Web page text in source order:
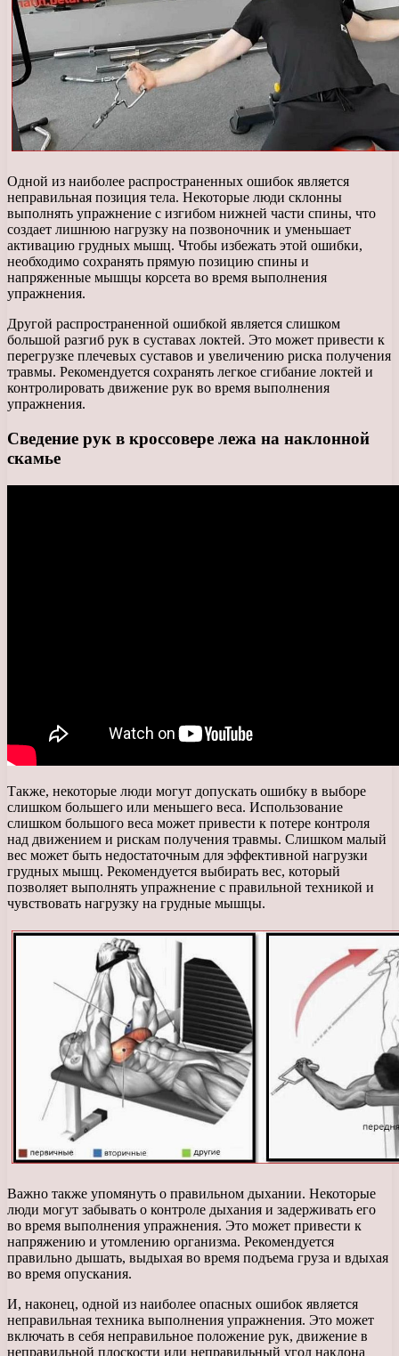
Одной из наиболее распространенных ошибок является
неправильная позиция тела. Некоторые люди склонны
выполнять упражнение с изгибом нижней части спины, что
создает лишнюю нагрузку на позвоночник и уменьшает
активацию грудных мышц. Чтобы избежать этой ошибки,
необходимо сохранять прямую позицию спины и
напряженные мышцы корсета во время выполнения
упражнения.
Другой распространенной ошибкой является слишком
большой разгиб рук в суставах локтей. Это может привести к
перегрузке плечевых суставов и увеличению риска получения
травмы. Рекомендуется сохранять легкое сгибание локтей и
контролировать движение рук во время выполнения
упражнения.
Сведение рук в кроссовере лежа на наклонной
скамье
Также, некоторые люди могут допускать ошибку в выборе
слишком большего или меньшего веса. Использование
слишком большого веса может привести к потере контроля
над движением и рискам получения травмы. Слишком малый
вес может быть недостаточным для эффективной нагрузки
грудных мышц. Рекомендуется выбирать вес, который
позволяет выполнять упражнение с правильной техникой и
чувствовать нагрузку на грудные мышцы.
Важно также упомянуть о правильном дыхании. Некоторые
люди могут забывать о контроле дыхания и задерживать его
во время выполнения упражнения. Это может привести к
напряжению и утомлению организма. Рекомендуется
правильно дышать, выдыхая во время подъема груза и вдыхая
во время опускания.
И, наконец, одной из наиболее опасных ошибок является
неправильная техника выполнения упражнения. Это может
включать в себя неправильное положение рук, движение в
неправильной плоскости или неправильный угол наклона